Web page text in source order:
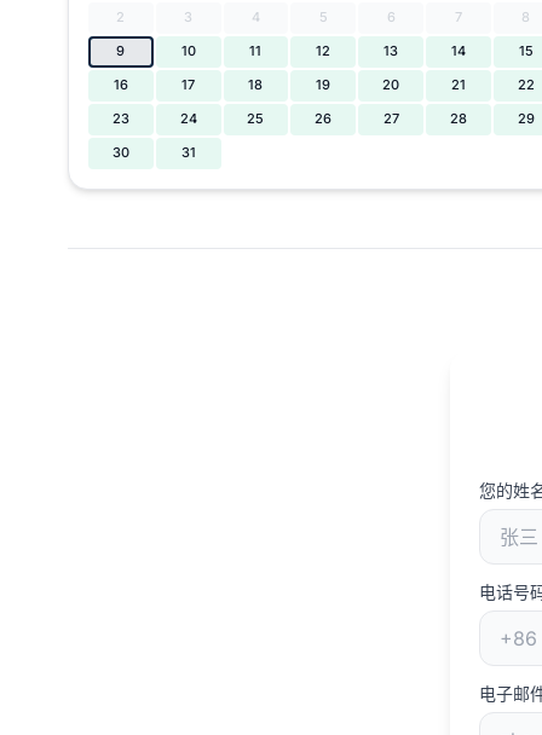
2
3 4 5 6 7
8
9
10 11 12 13 14
15
16
17 18 19 20 21
22
23
24 25 26 27 28
29
30
31
您的姓
电话号
电子邮